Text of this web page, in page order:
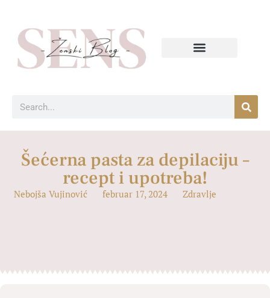
Šećerna pasta za depilaciju –
recept i upotreba!
Nebojša Vujinović februar 17, 2024 Zdravlje